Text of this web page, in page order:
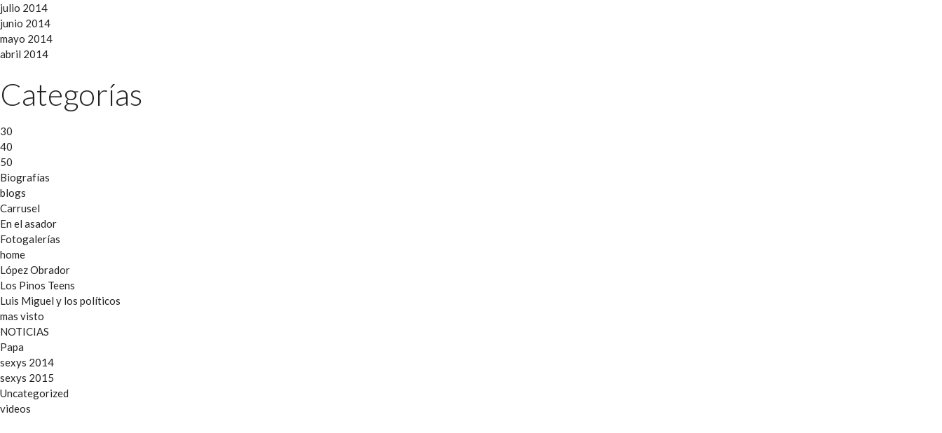
julio 2014
junio 2014
mayo 2014
abril 2014
Categorías
30
40
50
Biografías
blogs
Carrusel
En el asador
Fotogalerías
home
López Obrador
Los Pinos Teens
Luis Miguel y los políticos
mas visto
NOTICIAS
Papa
sexys 2014
sexys 2015
Uncategorized
videos